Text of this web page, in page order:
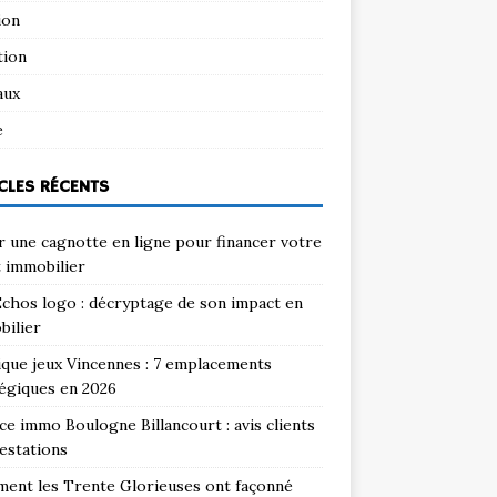
RÉCENTS
une cagnotte en ligne pour financer votre
immobilier
logo : décryptage de son impact en
jeux Vincennes : 7 emplacements
en 2026
immo Boulogne Billancourt : avis clients
les Trente Glorieuses ont façonné